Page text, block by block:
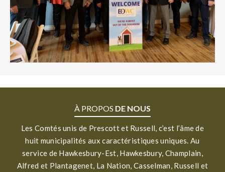
À PROPOS DE NOUS
Les Comtés unis de Prescott et Russell, c’est l’âme de
huit municipalités aux caractéristiques uniques. Au
service de Hawkesbury-Est, Hawkesbury, Champlain,
Alfred et Plantagenet, La Nation, Casselman, Russell et